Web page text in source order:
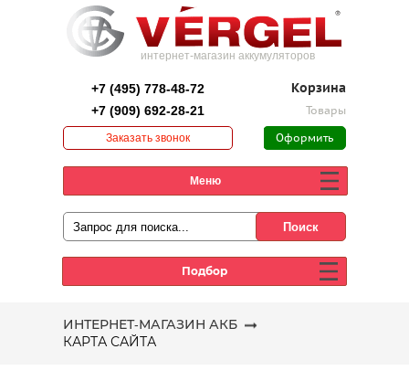
интернет-магазин аккумуляторов
+7 (495) 778-48-72
+7 (909) 692-28-21
Заказать звонок
Корзина
Товары
Оформить
Меню
Подбор
ИНТЕРНЕТ-МАГАЗИН АКБ
КАРТА САЙТА